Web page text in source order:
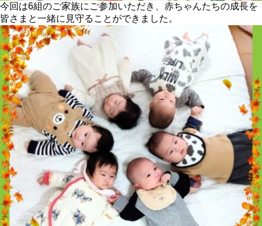
今回は6組のご家族にご参加いただき、赤ちゃんたちの成長を
皆さまと一緒に見守ることができました。